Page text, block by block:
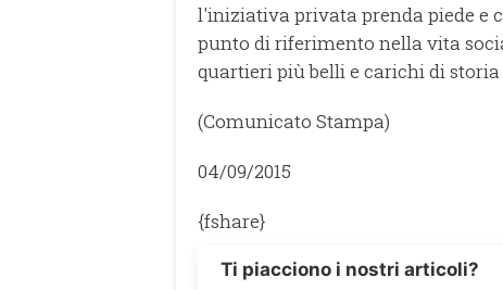
l'iniziativa privata prenda piede e
punto di riferimento nella vita
quartieri più belli e carichi di
(Comunicato Stampa)
04/09/2015
{fshare}
Ti piacciono i nostri articoli?